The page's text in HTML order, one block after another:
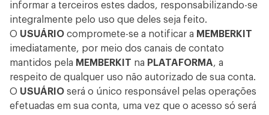
informar a terceiros estes dados, responsabilizando-se
integralmente pelo uso que deles seja feito.
O USUÁRIO compromete-se a notificar a MEMBERKIT
imediatamente, por meio dos canais de contato
mantidos pela MEMBERKIT na PLATAFORMA, a
respeito de qualquer uso não autorizado de sua conta.
O USUÁRIO será o único responsável pelas operações
efetuadas em sua conta, uma vez que o acesso só será